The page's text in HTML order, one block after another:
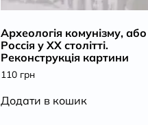
Археологія комунізму, або
Россія у ХХ столітті.
Реконструкція картини
110 грн
Додати в кошик